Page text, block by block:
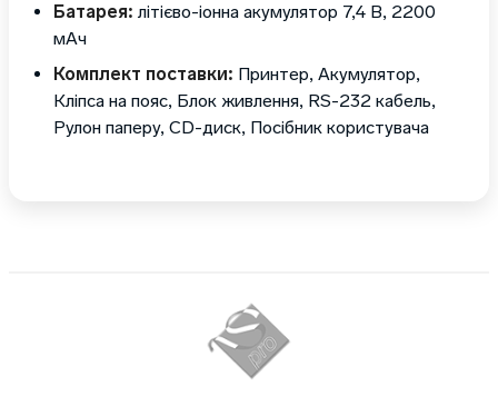
Батарея: літієво-іонна акумулятор 7,4 В, 2200
мАч
Комплект поставки: Принтер, Акумулятор,
Кліпса на пояс, Блок живлення, RS-232 кабель,
Рулон паперу, CD-диск, Посібник користувача